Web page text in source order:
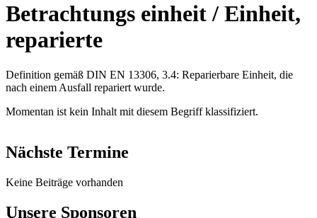
Betrachtungs einheit / Einheit,
reparierte
Definition gemäß DIN EN 13306, 3.4: Reparierbare Einheit, die
nach einem Ausfall repariert wurde.
Momentan ist kein Inhalt mit diesem Begriff klassifiziert.
Nächste Termine
Keine Beiträge vorhanden
Unsere Sponsoren